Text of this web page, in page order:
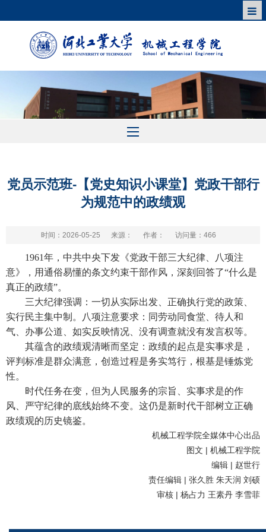
党员示范班-【党史知识小课堂】党政干部行
为规范中的政绩观
时间：2026-05-25 来源： 作者： 访问量： 466
1961年，中共中央下发《党政干部三大纪律、八项注
意》，用通俗易懂的条文约束干部作风，深刻回答了“什么是
真正的政绩”。
三大纪律强调：一切从实际出发、正确执行党的政策、
实行民主集中制。八项注意要求：同劳动同食堂、待人和
气、办事公道、如实反映情况、没有调查就没有发言权等。
其蕴含的政绩观清晰而坚定：政绩的起点是实事求是，
评判标准是群众满意，创造过程是务实笃行，根基是锤炼党
性。
时代任务在变，但为人民服务的宗旨、实事求是的作
风、严守纪律的底线始终不变。这仍是新时代干部树立正确
政绩观的历史镜鉴。
机械工程学院全媒体中心出品
图文 | 机械工程学院
编辑 | 赵世行
责任编辑 | 张久胜 朱天润 刘硕
审核 | 杨占力 王素丹 李雪菲